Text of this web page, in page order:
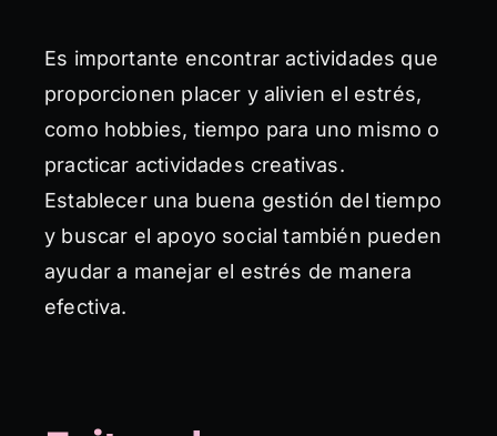
Es importante encontrar actividades que
proporcionen placer y alivien el estrés,
como hobbies, tiempo para uno mismo o
practicar actividades creativas.
Establecer una buena gestión del tiempo
y buscar el apoyo social también pueden
ayudar a manejar el estrés de manera
efectiva.